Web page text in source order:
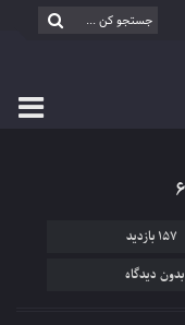
157 بازدید
بدون دیدگاه